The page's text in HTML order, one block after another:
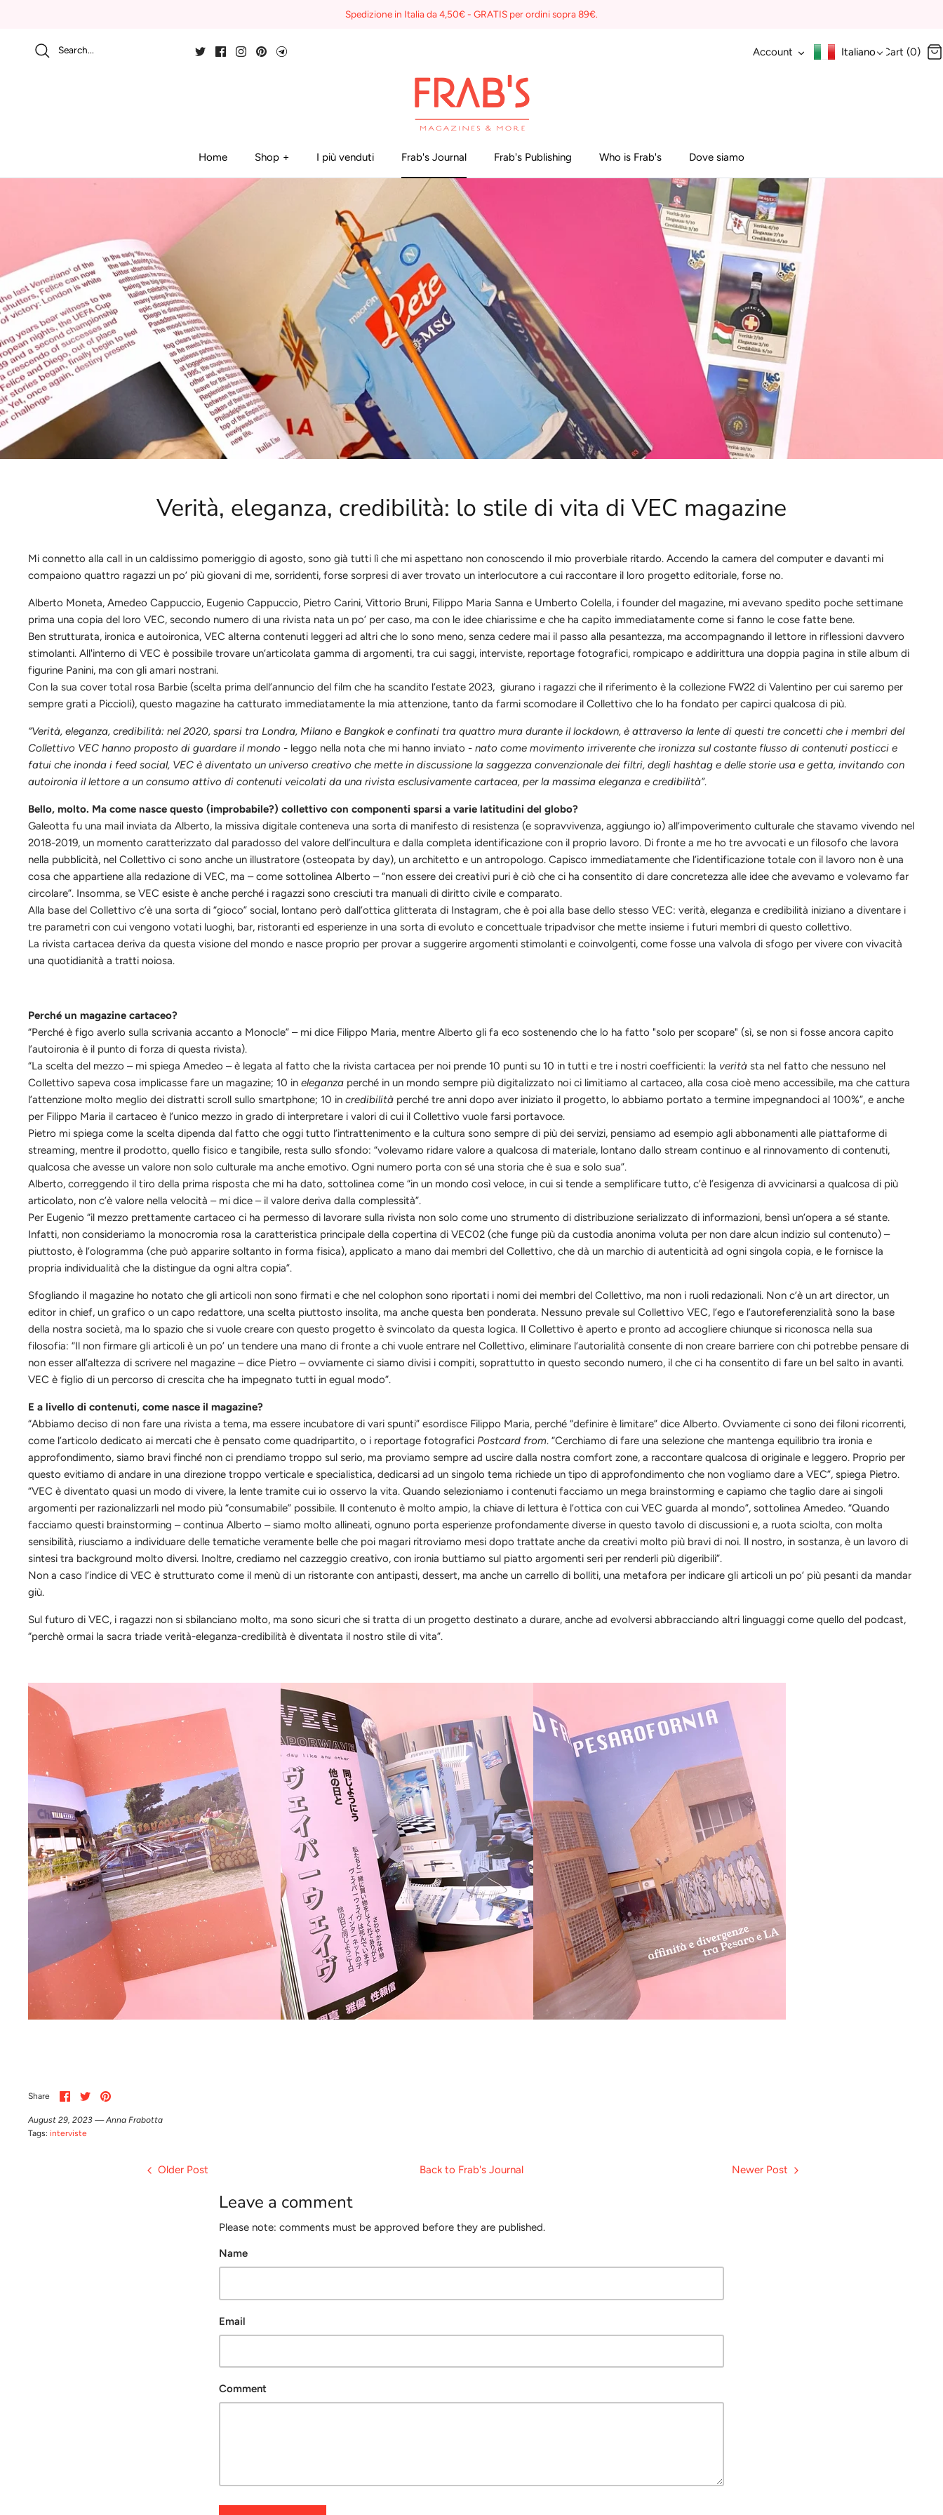
Spedizione in Italia da 4,50€ - GRATIS per ordini sopra 89€.
Search... Account Italiano Cart (0)
Home Shop I più venduti Frab's Journal Frab's Publishing Who is Frab's Dove siamo
Verità, eleganza, credibilità: lo stile di vita di VEC magazine
Mi connetto alla call in un caldissimo pomeriggio di agosto, sono già tutti lì che mi aspettano non conoscendo il mio proverbiale ritardo. Accendo la camera del computer e davanti mi
compaiono quattro ragazzi un po’ più giovani di me, sorridenti, forse sorpresi di aver trovato un interlocutore a cui raccontare il loro progetto editoriale, forse no.
Alberto Moneta, Amedeo Cappuccio, Eugenio Cappuccio, Pietro Carini, Vittorio Bruni, Filippo Maria Sanna e Umberto Colella, i founder del magazine, mi avevano spedito poche settimane
prima una copia del loro VEC, secondo numero di una rivista nata un po’ per caso, ma con le idee chiarissime e che ha capito immediatamente come si fanno le cose fatte bene.
Ben strutturata, ironica e autoironica, VEC alterna contenuti leggeri ad altri che lo sono meno, senza cedere mai il passo alla pesantezza, ma accompagnando il lettore in riflessioni davvero
stimolanti. All'interno di VEC è possibile trovare un’articolata gamma di argomenti, tra cui saggi, interviste, reportage fotografici, rompicapo e addirittura una doppia pagina in stile album di
figurine Panini, ma con gli amari nostrani.
Con la sua cover total rosa Barbie (scelta prima dell’annuncio del film che ha scandito l’estate 2023, giurano i ragazzi che il riferimento è la collezione FW22 di Valentino per cui saremo per
sempre grati a Piccioli), questo magazine ha catturato immediatamente la mia attenzione, tanto da farmi scomodare il Collettivo che lo ha fondato per capirci qualcosa di più.
“Verità, eleganza, credibilità: nel 2020, sparsi tra Londra, Milano e Bangkok e confinati tra quattro mura durante il lockdown, è attraverso la lente di questi tre concetti che i membri del
Collettivo VEC hanno proposto di guardare il mondo - leggo nella nota che mi hanno inviato - nato come movimento irriverente che ironizza sul costante flusso di contenuti posticci e
fatui che inonda i feed social, VEC è diventato un universo creativo che mette in discussione la saggezza convenzionale dei filtri, degli hashtag e delle storie usa e getta, invitando con
autoironia il lettore a un consumo attivo di contenuti veicolati da una rivista esclusivamente cartacea, per la massima eleganza e credibilità”.
Bello, molto. Ma come nasce questo (improbabile?) collettivo con componenti sparsi a varie latitudini del globo?
Galeotta fu una mail inviata da Alberto, la missiva digitale conteneva una sorta di manifesto di resistenza (e sopravvivenza, aggiungo io) all’impoverimento culturale che stavamo vivendo nel
2018-2019, un momento caratterizzato dal paradosso del valore dell’incultura e dalla completa identificazione con il proprio lavoro. Di fronte a me ho tre avvocati e un filosofo che lavora
nella pubblicità, nel Collettivo ci sono anche un illustratore (osteopata by day), un architetto e un antropologo. Capisco immediatamente che l’identificazione totale con il lavoro non è una
cosa che appartiene alla redazione di VEC, ma – come sottolinea Alberto – “non essere dei creativi puri è ciò che ci ha consentito di dare concretezza alle idee che avevamo e volevamo far
circolare”. Insomma, se VEC esiste è anche perché i ragazzi sono cresciuti tra manuali di diritto civile e comparato.
Alla base del Collettivo c’è una sorta di “gioco” social, lontano però dall’ottica glitterata di Instagram, che è poi alla base dello stesso VEC: verità, eleganza e credibilità iniziano a diventare i
tre parametri con cui vengono votati luoghi, bar, ristoranti ed esperienze in una sorta di evoluto e concettuale tripadvisor che mette insieme i futuri membri di questo collettivo.
La rivista cartacea deriva da questa visione del mondo e nasce proprio per provar a suggerire argomenti stimolanti e coinvolgenti, come fosse una valvola di sfogo per vivere con vivacità
una quotidianità a tratti noiosa.
Perché un magazine cartaceo?
“Perché è figo averlo sulla scrivania accanto a Monocle” – mi dice Filippo Maria, mentre Alberto gli fa eco sostenendo che lo ha fatto "solo per scopare" (sì, se non si fosse ancora capito
l’autoironia è il punto di forza di questa rivista).
“La scelta del mezzo – mi spiega Amedeo – è legata al fatto che la rivista cartacea per noi prende 10 punti su 10 in tutti e tre i nostri coefficienti: la verità sta nel fatto che nessuno nel
Collettivo sapeva cosa implicasse fare un magazine; 10 in eleganza perché in un mondo sempre più digitalizzato noi ci limitiamo al cartaceo, alla cosa cioè meno accessibile, ma che cattura
l’attenzione molto meglio dei distratti scroll sullo smartphone; 10 in credibilità perché tre anni dopo aver iniziato il progetto, lo abbiamo portato a termine impegnandoci al 100%”, e anche
per Filippo Maria il cartaceo è l’unico mezzo in grado di interpretare i valori di cui il Collettivo vuole farsi portavoce.
Pietro mi spiega come la scelta dipenda dal fatto che oggi tutto l’intrattenimento e la cultura sono sempre di più dei servizi, pensiamo ad esempio agli abbonamenti alle piattaforme di
streaming, mentre il prodotto, quello fisico e tangibile, resta sullo sfondo: “volevamo ridare valore a qualcosa di materiale, lontano dallo stream continuo e al rinnovamento di contenuti,
qualcosa che avesse un valore non solo culturale ma anche emotivo. Ogni numero porta con sé una storia che è sua e solo sua”.
Alberto, correggendo il tiro della prima risposta che mi ha dato, sottolinea come “in un mondo così veloce, in cui si tende a semplificare tutto, c’è l’esigenza di avvicinarsi a qualcosa di più
articolato, non c’è valore nella velocità – mi dice – il valore deriva dalla complessità”.
Per Eugenio “il mezzo prettamente cartaceo ci ha permesso di lavorare sulla rivista non solo come uno strumento di distribuzione serializzato di informazioni, bensì un’opera a sé stante.
Infatti, non consideriamo la monocromia rosa la caratteristica principale della copertina di VEC02 (che funge più da custodia anonima voluta per non dare alcun indizio sul contenuto) –
piuttosto, è l’ologramma (che può apparire soltanto in forma fisica), applicato a mano dai membri del Collettivo, che dà un marchio di autenticità ad ogni singola copia, e le fornisce la
propria individualità che la distingue da ogni altra copia”.
Sfogliando il magazine ho notato che gli articoli non sono firmati e che nel colophon sono riportati i nomi dei membri del Collettivo, ma non i ruoli redazionali. Non c’è un art director, un
editor in chief, un grafico o un capo redattore, una scelta piuttosto insolita, ma anche questa ben ponderata. Nessuno prevale sul Collettivo VEC, l’ego e l’autoreferenzialità sono la base
della nostra società, ma lo spazio che si vuole creare con questo progetto è svincolato da questa logica. Il Collettivo è aperto e pronto ad accogliere chiunque si riconosca nella sua
filosofia: “Il non firmare gli articoli è un po’ un tendere una mano di fronte a chi vuole entrare nel Collettivo, eliminare l’autorialità consente di non creare barriere con chi potrebbe pensare di
non esser all’altezza di scrivere nel magazine – dice Pietro – ovviamente ci siamo divisi i compiti, soprattutto in questo secondo numero, il che ci ha consentito di fare un bel salto in avanti.
VEC è figlio di un percorso di crescita che ha impegnato tutti in egual modo”.
E a livello di contenuti, come nasce il magazine?
“Abbiamo deciso di non fare una rivista a tema, ma essere incubatore di vari spunti” esordisce Filippo Maria, perché “definire è limitare” dice Alberto. Ovviamente ci sono dei filoni ricorrenti,
come l’articolo dedicato ai mercati che è pensato come quadripartito, o i reportage fotografici Postcard from. “Cerchiamo di fare una selezione che mantenga equilibrio tra ironia e
approfondimento, siamo bravi finché non ci prendiamo troppo sul serio, ma proviamo sempre ad uscire dalla nostra comfort zone, a raccontare qualcosa di originale e leggero. Proprio per
questo evitiamo di andare in una direzione troppo verticale e specialistica, dedicarsi ad un singolo tema richiede un tipo di approfondimento che non vogliamo dare a VEC”, spiega Pietro.
“VEC è diventato quasi un modo di vivere, la lente tramite cui io osservo la vita. Quando selezioniamo i contenuti facciamo un mega brainstorming e capiamo che taglio dare ai singoli
argomenti per razionalizzarli nel modo più “consumabile” possibile. Il contenuto è molto ampio, la chiave di lettura è l’ottica con cui VEC guarda al mondo”, sottolinea Amedeo. “Quando
facciamo questi brainstorming – continua Alberto – siamo molto allineati, ognuno porta esperienze profondamente diverse in questo tavolo di discussioni e, a ruota sciolta, con molta
sensibilità, riusciamo a individuare delle tematiche veramente belle che poi magari ritroviamo mesi dopo trattate anche da creativi molto più bravi di noi. Il nostro, in sostanza, è un lavoro di
sintesi tra background molto diversi. Inoltre, crediamo nel cazzeggio creativo, con ironia buttiamo sul piatto argomenti seri per renderli più digeribili”.
Non a caso l’indice di VEC è strutturato come il menù di un ristorante con antipasti, dessert, ma anche un carrello di bolliti, una metafora per indicare gli articoli un po’ più pesanti da mandar
giù.
Sul futuro di VEC, i ragazzi non si sbilanciano molto, ma sono sicuri che si tratta di un progetto destinato a durare, anche ad evolversi abbracciando altri linguaggi come quello del podcast,
“perchè ormai la sacra triade verità-eleganza-credibilità è diventata il nostro stile di vita”.
Share
Share
on
Facebook
Share
Twitter
Pin
August 29, 2023 —Anna Frabotta
Tags: interviste
Older Post Back to Frab's Journal Newer Post
Leave a comment
Please note: comments must be approved before they are published.
Name
Email
Comment